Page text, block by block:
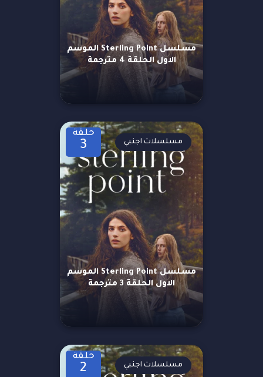
مسلسل Sterling Point الموسم
الاول الحلقة 4 مترجمة
حلقة
3
مسلسل Sterling Point الموسم
الاول الحلقة 3 مترجمة
مسلسلات اجنبي
حلقة
2 مسلسلات اجنبي